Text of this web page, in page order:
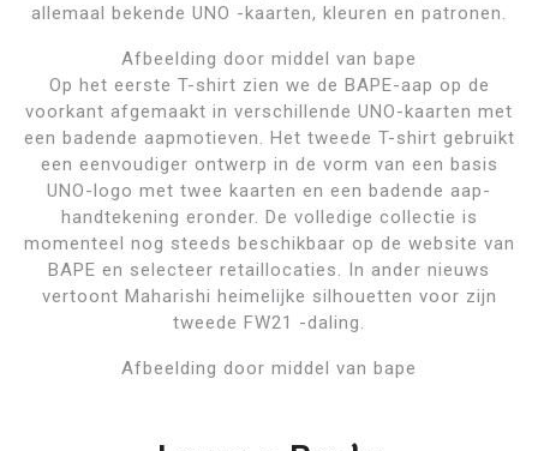
allemaal bekende UNO -kaarten, kleuren en patronen.
Afbeelding door middel van bape
Op het eerste T-shirt zien we de BAPE-aap op de
voorkant afgemaakt in verschillende UNO-kaarten met
een badende aapmotieven. Het tweede T-shirt gebruikt
een eenvoudiger ontwerp in de vorm van een basis
UNO-logo met twee kaarten en een badende aap-
handtekening eronder. De volledige collectie is
momenteel nog steeds beschikbaar op de website van
BAPE en selecteer retaillocaties. In ander nieuws
vertoont Maharishi heimelijke silhouetten voor zijn
tweede FW21 -daling.
Afbeelding door middel van bape